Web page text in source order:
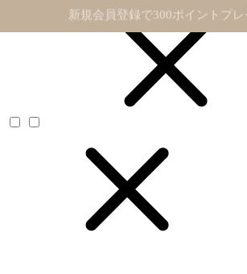
11,000円以上で送料無料